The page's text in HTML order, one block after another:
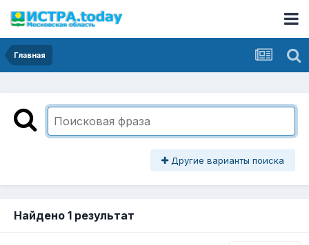
Главная
Другие варианты поиска
Найдено 1 результат